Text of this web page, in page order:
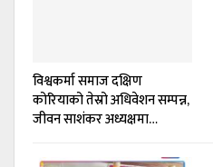
विश्वकर्मा समाज दक्षिण
कोरियाको तेस्रो अधिवेशन सम्पन्न,
जीवन साशंकर अध्यक्षमा…